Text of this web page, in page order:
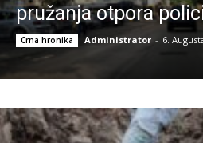
pružanja otpora
Crna hronika Administrator - 6.